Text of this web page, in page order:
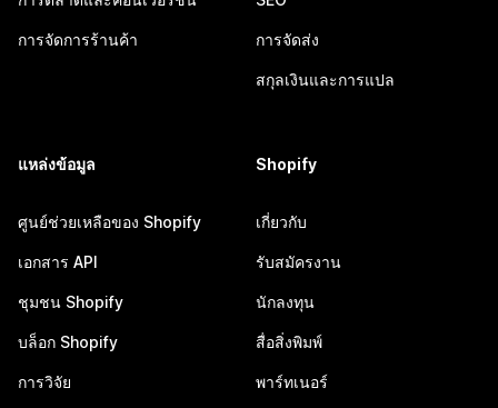
การจัดการร้านค้า การจัดส่ง
สกุลเงินและการแปล
แหล่งข้อมูล
ศูนย์ช่วยเหลือของ Shopify
เอกสาร API
ชุมชน Shopify
บล็อก Shopify
การวิจัย
Shopify
เกี่ยวกับ
รับสมัครงาน
นักลงทุน
สื่อสิ่งพิมพ์
พาร์ทเนอร์